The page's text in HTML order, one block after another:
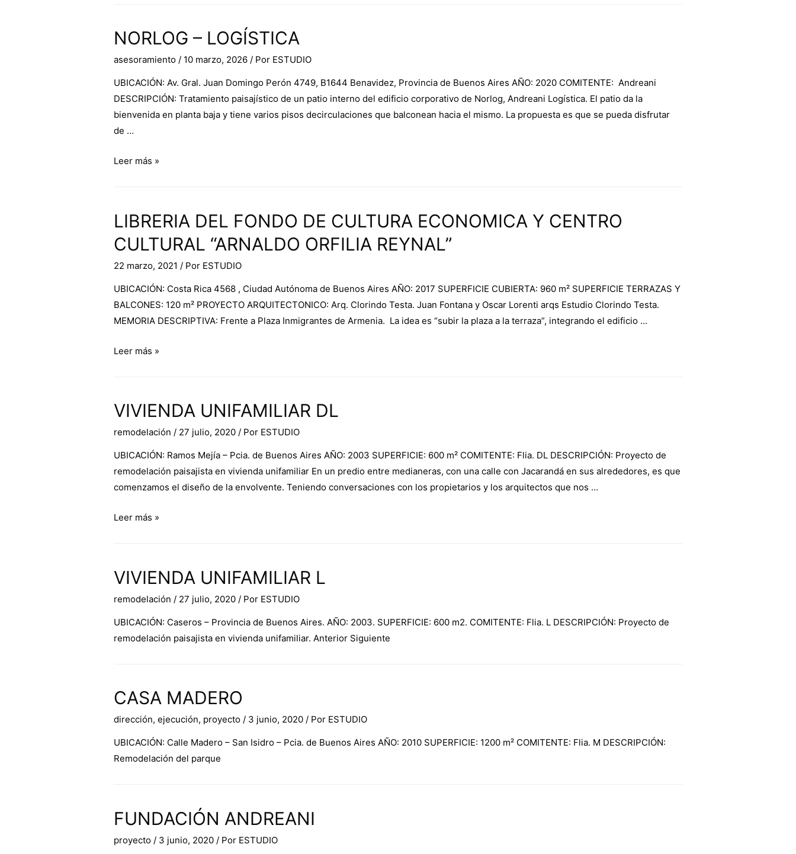
NORLOG – LOGÍSTICA
asesoramiento / 10 marzo, 2026 / Por ESTUDIO
UBICACIÓN: Av. Gral. Juan Domingo Perón 4749, B1644 Benavidez, Provincia de Buenos Aires AÑO: 2020 COMITENTE: Andreani
DESCRIPCIÓN: Tratamiento paisajístico de un patio interno del edificio corporativo de Norlog, Andreani Logística. El patio da la
bienvenida en planta baja y tiene varios pisos decirculaciones que balconean hacia el mismo. La propuesta es que se pueda disfrutar
de …
Leer más »
LIBRERIA DEL FONDO DE CULTURA ECONOMICA Y CENTRO
CULTURAL “ARNALDO ORFILIA REYNAL”
22 marzo, 2021 / Por ESTUDIO
UBICACIÓN: Costa Rica 4568 , Ciudad Autónoma de Buenos Aires AÑO: 2017 SUPERFICIE CUBIERTA: 960 m² SUPERFICIE TERRAZAS Y
BALCONES: 120 m² PROYECTO ARQUITECTONICO: Arq. Clorindo Testa. Juan Fontana y Oscar Lorenti arqs Estudio Clorindo Testa.
MEMORIA DESCRIPTIVA: Frente a Plaza Inmigrantes de Armenia. La idea es “subir la plaza a la terraza”, integrando el edificio …
Leer más »
VIVIENDA UNIFAMILIAR DL
remodelación / 27 julio, 2020 / Por ESTUDIO
UBICACIÓN: Ramos Mejía – Pcia. de Buenos Aires AÑO: 2003 SUPERFICIE: 600 m² COMITENTE: Flia. DL DESCRIPCIÓN: Proyecto de
remodelación paisajista en vivienda unifamiliar En un predio entre medianeras, con una calle con Jacarandá en sus alrededores, es que
comenzamos el diseño de la envolvente. Teniendo conversaciones con los propietarios y los arquitectos que nos …
Leer más »
VIVIENDA UNIFAMILIAR L
remodelación / 27 julio, 2020 / Por ESTUDIO
UBICACIÓN: Caseros – Provincia de Buenos Aires. AÑO: 2003. SUPERFICIE: 600 m2. COMITENTE: Flia. L DESCRIPCIÓN: Proyecto de
remodelación paisajista en vivienda unifamiliar. Anterior Siguiente
CASA MADERO
dirección, ejecución, proyecto / 3 junio, 2020 / Por ESTUDIO
UBICACIÓN: Calle Madero – San Isidro – Pcia. de Buenos Aires AÑO: 2010 SUPERFICIE: 1200 m² COMITENTE: Flia. M DESCRIPCIÓN:
Remodelación del parque
FUNDACIÓN ANDREANI
proyecto / 3 junio, 2020 / Por ESTUDIO